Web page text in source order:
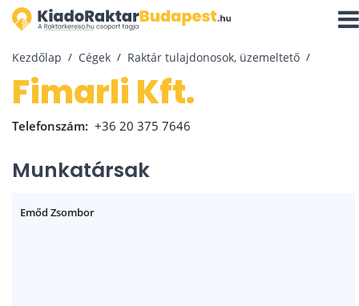
Kezdőlap Cégek Raktár tulajdonosok, üzemeltető
Fimarli Kft.
Telefonszám: +36 20 375 7646
Munkatársak
Emőd Zsombor